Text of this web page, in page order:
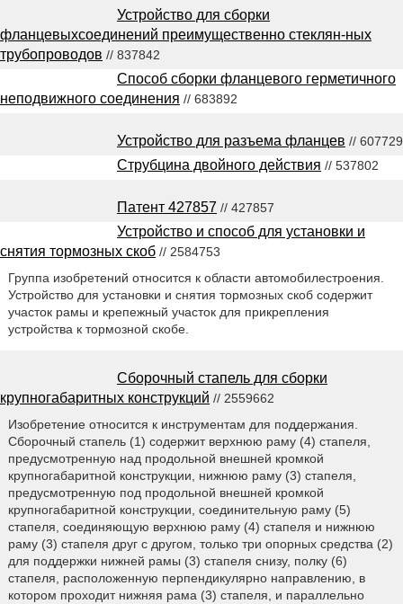
Устройство для сборки
фланцевыхсоединений преимущественно стеклян-ных
трубопроводов // 837842
Способ сборки фланцевого герметичного
неподвижного соединения // 683892
Устройство для разъема фланцев // 607729
Струбцина двойного действия // 537802
Патент 427857 // 427857
Устройство и способ для установки и
снятия тормозных скоб // 2584753
Группа изобретений относится к области автомобилестроения.
Устройство для установки и снятия тормозных скоб содержит
участок рамы и крепежный участок для прикрепления
устройства к тормозной скобе.
Сборочный стапель для сборки
крупногабаритных конструкций // 2559662
Изобретение относится к инструментам для поддержания.
Сборочный стапель (1) содержит верхнюю раму (4) стапеля,
предусмотренную над продольной внешней кромкой
крупногабаритной конструкции, нижнюю раму (3) стапеля,
предусмотренную под продольной внешней кромкой
крупногабаритной конструкции, соединительную раму (5)
стапеля, соединяющую верхнюю раму (4) стапеля и нижнюю
раму (3) стапеля друг с другом, только три опорных средства (2)
для поддержки нижней рамы (3) стапеля снизу, полку (6)
стапеля, расположенную перпендикулярно направлению, в
котором проходит нижняя рама (3) стапеля, и параллельно